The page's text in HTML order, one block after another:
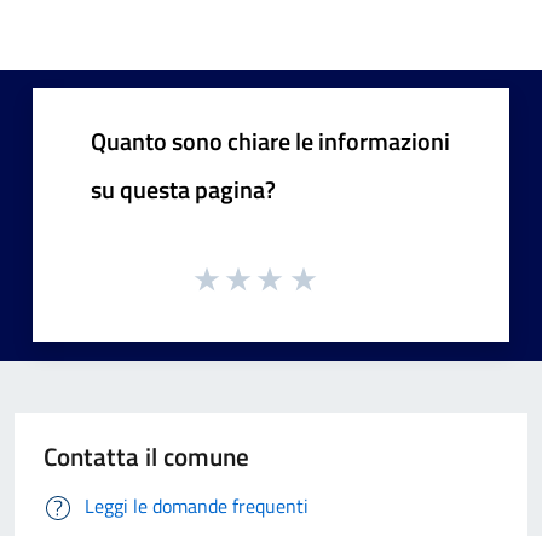
Quanto sono chiare le informazioni
su questa pagina?
Contatta il comune
Leggi le domande frequenti